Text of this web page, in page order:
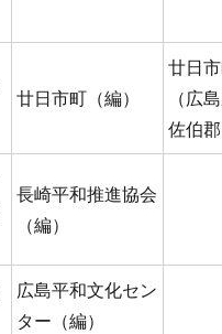
廿日市町（編）
廿日
（広
佐伯
長崎平和推進協会
（編）
広島平和文化セン
ター（編）